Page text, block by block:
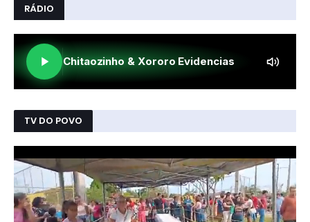
RÁDIO
TV DO POVO